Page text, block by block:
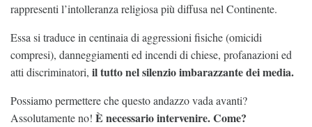
rappresenti l’intolleranza religiosa più diffusa nel Continente.
Essa si traduce in centinaia di aggressioni fisiche (omicidi
compresi), danneggiamenti ed incendi di chiese, profanazioni ed
atti discriminatori, il tutto nel silenzio imbarazzante dei media.
Possiamo permettere che questo andazzo vada avanti?
Assolutamente no! È necessario intervenire. Come?